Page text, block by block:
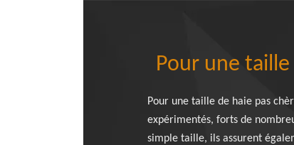
Pour une taille
Pour une taille de haie pas
expérimentés, forts de
simple taille, ils assurent